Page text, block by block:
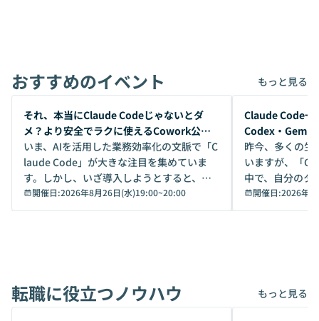
おすすめのイベント もっと見る
開催前
それ、本当にClaude Codeじゃないとダ
メ？より安全でラクに使えるCowork公開
デモ
いま、AIを活用した業務効率化の文脈で「C
laude Code」が大きな注目を集めていま
す。しかし、いざ導入しようとすると、セ
キュリティ面の懸念や権限管理のハードル
から、気軽に使えないケースも多いのでは
けでなく、想像以上の範囲まで自動化でき
ることは、まだあまり知られていません。
開催日:2026年8月26日(水)19:00~20:00
開催前
Claude Code一
Codex・
昨今、多くの生
いますが、「
中で、自分のタ
いいのか」を自
か？ 「なんとなく誰かが良いと言っていた
は、評判では
ているAIを選ぶこ
開催日:2026年8
転職に役立つノウハウ もっと見る